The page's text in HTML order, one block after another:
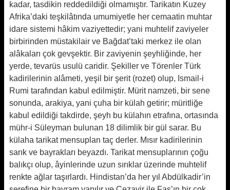
kadar, tasdikin reddedildiği olmamıştır. Tarikatın Kuzey
Afrika’daki teşkilâtında umumiyetle her cemaatin muhtar
idare sistemi hâkim vaziyettedir; yani muhtelif zaviyeler
birbirinden müstakilair ve Bağdat’taki merkez ile olan
alâkaları çok gevşektir. Bir zaviyenin şeyhliğinde, her
yerde, tevarüs usulü caridir. Şekiller ve Törenler Türk
kadirilerinin alâmeti, yeşil bir şerit (rozet) olup, Ismail-i
Rumi tarafından kabul edilmiştir. Mürit namzeti, bir sene
sonunda, arakiya, yani çuha bir külah getirir; müritliğe
kabul edildiği takdirde, şeyh bu külahın etrafına, ortasında
mühr-i Süleyman bulunan 18 dilimlik bir gül sarar. Bu
külaha tarikat mensuplan taç derler. Mısır kadirilerinin
sarık ve bayrakları beyazdı. Tarikat mensuplarının çoğu
balıkçı olup, âyinlerinde uzun sırıklar üzerinde muhtelif
renkte ağlar taşırlardı. Hindistan’da her yıl Abdülkadir’in